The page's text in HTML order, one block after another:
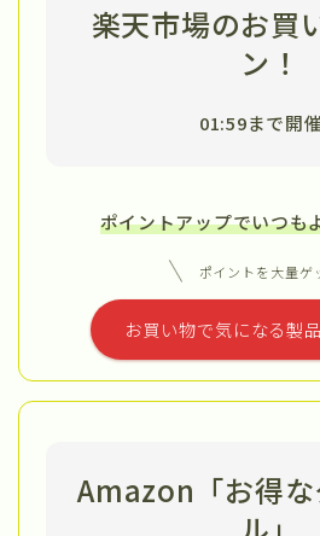
楽天市場のお買
ン！
01:59まで開催
ポイントアップでいつも
ポイントを大量ゲ
お買い物で気になる製
Amazon「お得